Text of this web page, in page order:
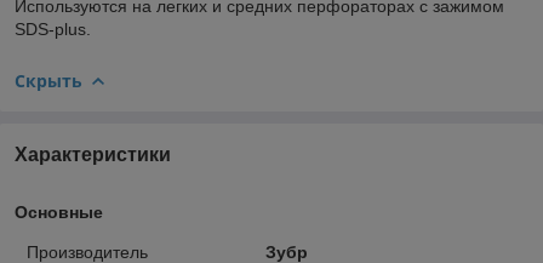
Используются на легких и средних перфораторах с зажимом
SDS-plus.
Скрыть
Характеристики
Основные
Производитель Зубр